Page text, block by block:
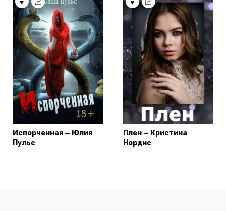
Испорченная — Юлия
Пульс
Плен — Кристина
Нордис